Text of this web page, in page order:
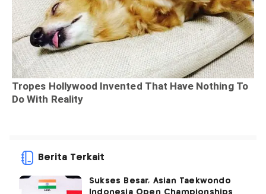
Berita Terkait
Sukses Besar, Asian Taekwondo
Indonesia Open Championships